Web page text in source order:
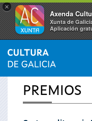
×
Axenda
Xunta de
Aplicación
Vostede
está
INICIO
PREMIOS